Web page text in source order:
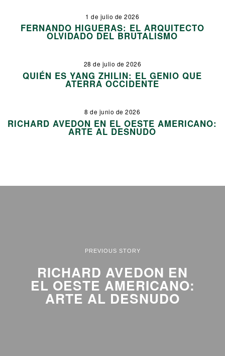
1 de julio de 2026
FERNANDO HIGUERAS: EL ARQUITECTO
OLVIDADO DEL BRUTALISMO
28 de julio de 2026
QUIÉN ES YANG ZHILIN: EL GENIO QUE
ATERRA OCCIDENTE
8 de junio de 2026
RICHARD AVEDON EN EL OESTE AMERICANO:
ARTE AL DESNUDO
PREVIOUS STORY
RICHARD AVEDON EN
EL OESTE AMERICANO:
ARTE AL DESNUDO